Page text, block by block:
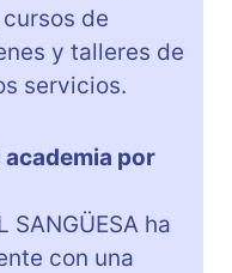
de
y talleres de
servicios.
academia por
SANGÜESA ha
con una